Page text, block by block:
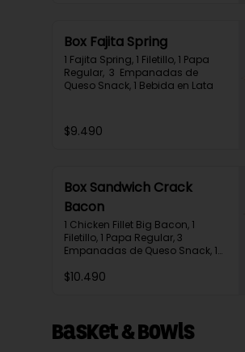
Box Fajita Spring
1 Fajita Spring, 1 Filetillo, 1 Papa
Regular,  3  Empanadas de
Queso Snack, 1 Bebida en Lata
$9.490
Box Sandwich Crack
Bacon
1 Chicken Fillet Big Bacon, 1
Filetillo, 1 Papa Regular, 3
Empanadas de Queso Snack, 1
$10.490
Basket & Bowls